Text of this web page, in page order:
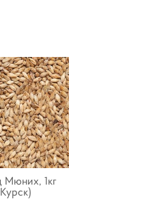
Мюних, 1кг